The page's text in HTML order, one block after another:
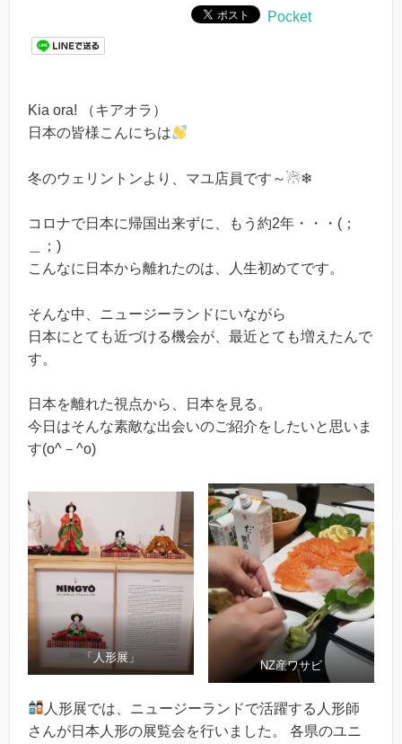
Pocket
Kia ora! （キアオラ）
日本の皆様こんにちは
冬のウェリントンより、マユ店員です～☃❄
コロナで日本に帰国出来ずに、もう約2年・・・(；
＿；)
こんなに日本から離れたのは、人生初めてです。
そんな中、ニュージーランドにいながら
日本にとても近づける機会が、最近とても増えたんで
す。
日本を離れた視点から、日本を見る。
今日はそんな素敵な出会いのご紹介をしたいと思いま
す(o^－^o)
「人形展」
NZ産ワサビ
人形展では、ニュージーランドで活躍する人形師
さんが日本人形の展覧会を行いました。 各県のユニ